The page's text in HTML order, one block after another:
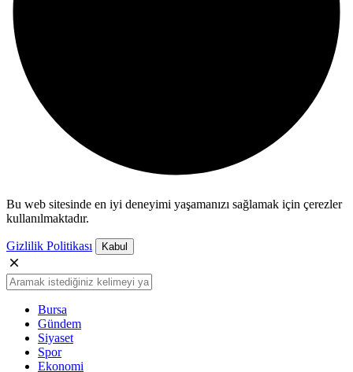
Bu web sitesinde en iyi deneyimi yaşamanızı sağlamak için çerezler
kullanılmaktadır.
Gizlilik Politikası Kabul
Bursa
Gündem
Siyaset
Spor
Ekonomi